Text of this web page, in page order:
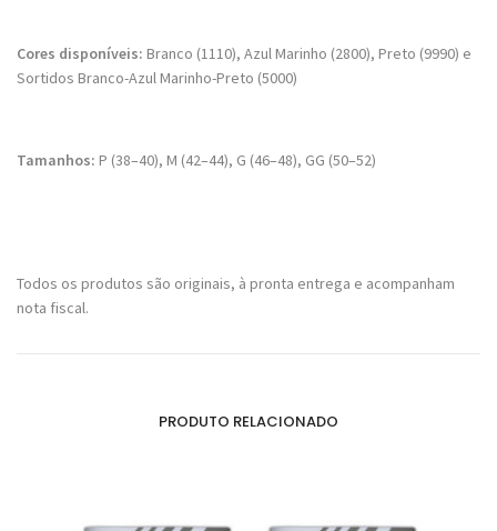
Cores disponíveis: Branco (1110), Azul Marinho (2800), Preto (9990) e
Sortidos Branco-Azul Marinho-Preto (5000)
Tamanhos: P (38–40), M (42–44), G (46–48), GG (50–52)
Todos os produtos são originais, à pronta entrega e acompanham
nota fiscal.
PRODUTO RELACIONADO